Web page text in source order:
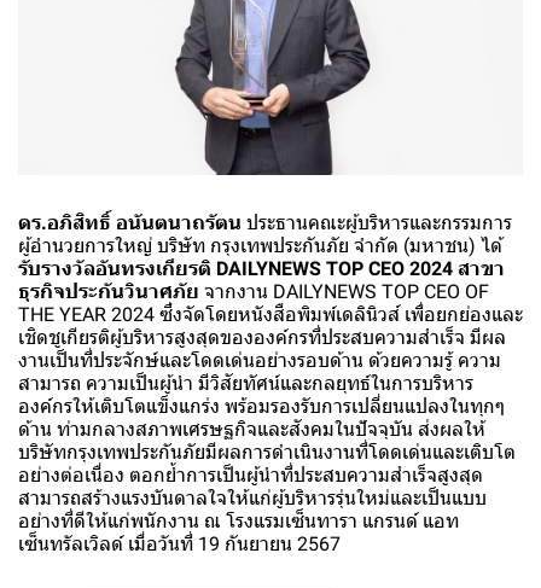
ดร.อภิสิทธิ์ อนันตนาถรัตน ประธานคณะผู้บริหารและกรรมการ
ผู้อำนวยการใหญ่ บริษัท กรุงเทพประกันภัย จำกัด (มหาชน) ได้
รับรางวัลอันทรงเกียรติ DAILYNEWS TOP CEO 2024 สาขา
ธุรกิจประกันวินาศภัย จากงาน DAILYNEWS TOP CEO OF
THE YEAR 2024 ซึ่งจัดโดยหนังสือพิมพ์เดลินิวส์ เพื่อยกย่องและ
เชิดชูเกียรติผู้บริหารสูงสุดขององค์กรที่ประสบความสำเร็จ มีผล
งานเป็นที่ประจักษ์และโดดเด่นอย่างรอบด้าน ด้วยความรู้ ความ
สามารถ ความเป็นผู้นำ มีวิสัยทัศน์และกลยุทธ์ในการบริหาร
องค์กรให้เติบโตแข็งแกร่ง พร้อมรองรับการเปลี่ยนแปลงในทุกๆ
ด้าน ท่ามกลางสภาพเศรษฐกิจและสังคมในปัจจุบัน ส่งผลให้
บริษัทกรุงเทพประกันภัยมีผลการดำเนินงานที่โดดเด่นและเติบโต
อย่างต่อเนื่อง ตอกย้ำการเป็นผู้นำที่ประสบความสำเร็จสูงสุด
สามารถสร้างแรงบันดาลใจให้แก่ผู้บริหารรุ่นใหม่และเป็นแบบ
อย่างที่ดีให้แก่พนักงาน ณ โรงแรมเซ็นทารา แกรนด์ แอท
เซ็นทรัลเวิลด์ เมื่อวันที่ 19 กันยายน 2567